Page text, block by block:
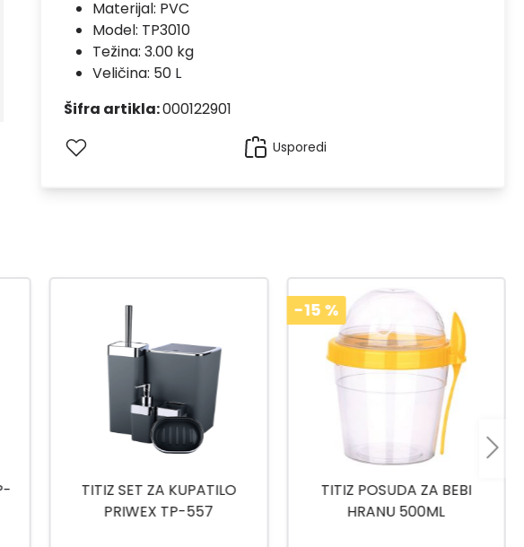
Materijal: PVC
Model: TP3010
Težina: 3.00 kg
Veličina: 50 L
Šifra artikla:000122901
Usporedi
TITIZ POSUDA ZA BEBI
HRANU 500ML
-15 %
TITIZ SET ZA SLADOLED AP-
9425